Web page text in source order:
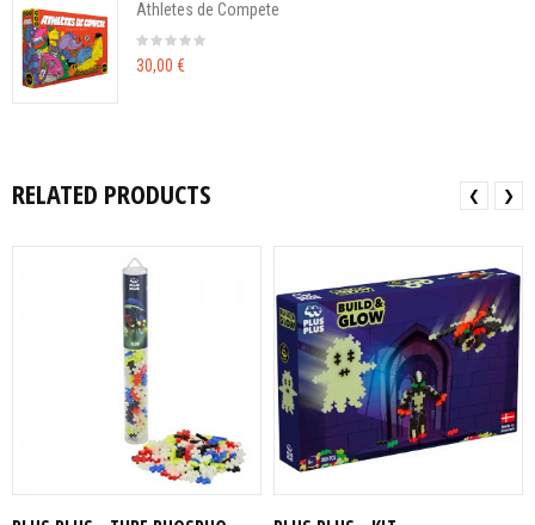
Athletes de Compete
30,00 €
RELATED PRODUCTS ❮ ❯